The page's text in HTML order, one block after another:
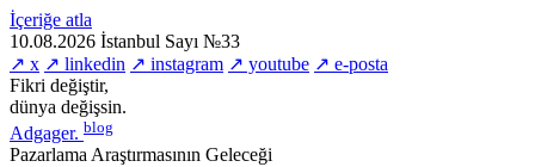
İçeriğe atla
10.08.2026 İstanbul Sayı №33
↗ x ↗ linkedin ↗ instagram ↗ youtube ↗ e-posta
Fikri değiştir,
dünya değişsin.
Adgager. blog
Pazarlama Araştırmasının Geleceği